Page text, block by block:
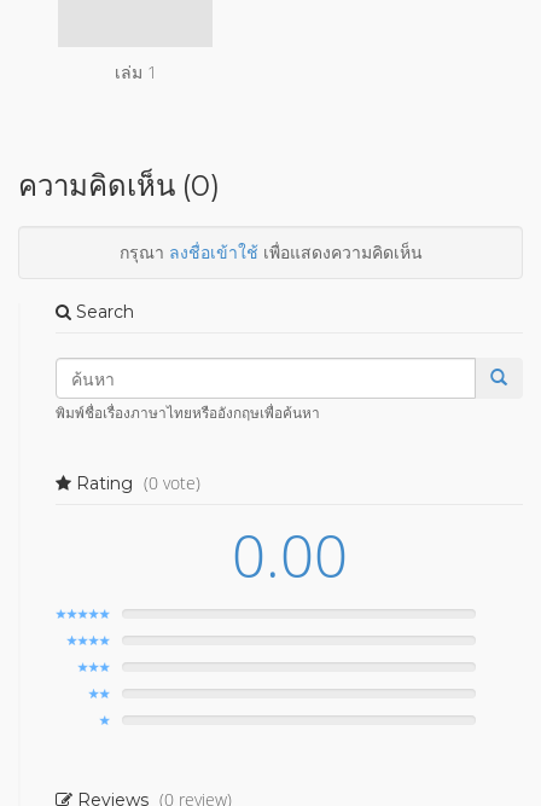
เล่ม 1
ความคิดเห็น (0)
กรุณา ลงชื่อเข้าใช้เพื่อแสดงความคิดเห็น
Search
พิมพ์ชื่อเรื่องภาษาไทยหรืออังกฤษเพื่อค้นหา
Rating (0 vote)
0.00
Reviews (0 review)